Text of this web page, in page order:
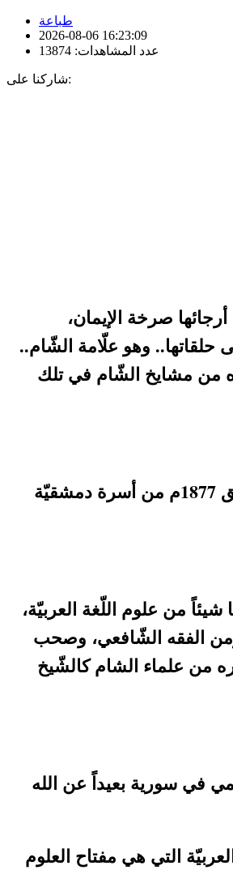
طباعة
2026-08-06 16:23:09
عدد المشاهدات: 13874
شاركنا على:
صرخة الإيمان،
حلقاتها.. وهو علّامة الشّام..
من مشايخ الشّام في تلك
هو الشّيخ الشّريف محمّد عليّ بن عبد الغني الدّقر، الحسيني الدّمشقي. ولِد الشّيخ علي في دمشق عام 1294 هـ الموافق 1877م من أسرة دمشقيّة
من علوم اللّغة العربيّة،
الفقه الشّافعي، وصحب
من علماء الشام كالشّيخ
في سورية بعيداً عن الله
التي هي مفتاح العلوم